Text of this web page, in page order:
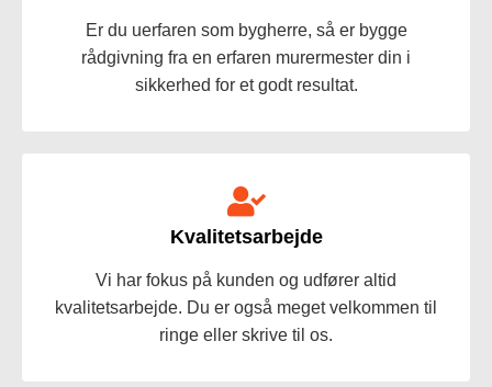
Er du uerfaren som bygherre, så er bygge
rådgivning fra en erfaren murermester din i
sikkerhed for et godt resultat.
Kvalitetsarbejde
Vi har fokus på kunden og udfører altid
kvalitetsarbejde. Du er også meget velkommen til
ringe eller skrive til os.